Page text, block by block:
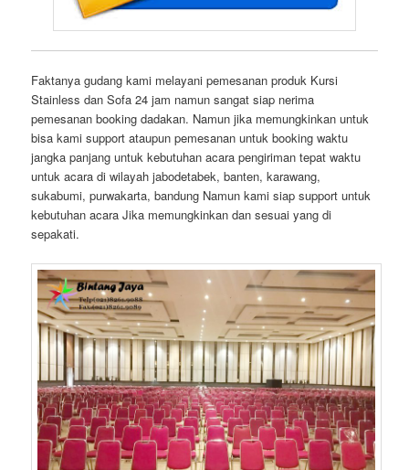
Faktanya gudang kami melayani pemesanan produk Kursi
Stainless dan Sofa 24 jam namun sangat siap nerima
pemesanan booking dadakan. Namun jika memungkinkan untuk
bisa kami support ataupun pemesanan untuk booking waktu
jangka panjang untuk kebutuhan acara pengiriman tepat waktu
untuk acara di wilayah jabodetabek, banten, karawang,
sukabumi, purwakarta, bandung Namun kami siap support untuk
kebutuhan acara Jika memungkinkan dan sesuai yang di
sepakati.